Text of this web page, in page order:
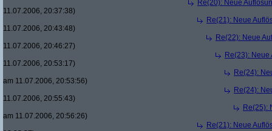
Re(20): Neue
11.07.2006, 20:37:38)
Re(21): Neue
11.07.2006, 20:43:48)
Re(22): Neue
11.07.2006, 20:46:27)
Re(23):
11.07.2006, 20:53:17)
Re(24):
am 11.07.2006, 20:53:56)
Re(24):
11.07.2006, 20:55:43)
Re(25):
am 11.07.2006, 20:56:26)
Re(21): Neue